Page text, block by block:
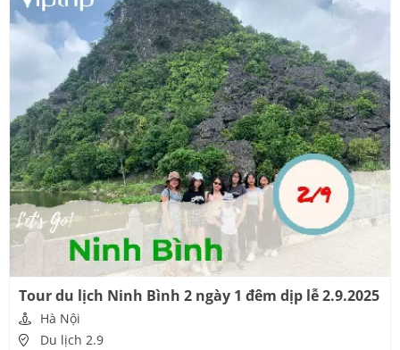
Tour du lịch Ninh Bình 2 ngày 1 đêm dịp lễ 2.9.2025
Hà Nội
Du lịch 2.9